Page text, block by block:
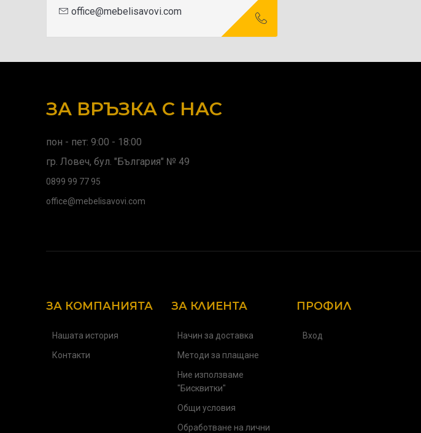
office@mebelisavovi.com
ЗА ВРЪЗКА С НАС
пон - пет: 9:00 - 18:00
гр. Ловеч, бул. "България" № 49
0899 99 77 95
office@mebelisavovi.com
ЗА КОМПАНИЯТА
Нашата история
Контакти
ЗА КЛИЕНТА
Начин за доставка
Методи за плащане
Ние използваме
"Бисквитки"
Общи условия
Обработване на лични
ПРОФИЛ
Вход